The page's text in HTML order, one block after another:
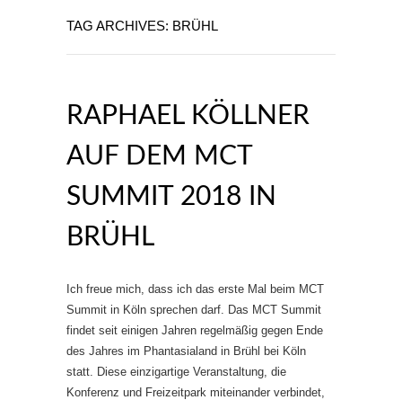
TAG ARCHIVES: BRÜHL
RAPHAEL KÖLLNER
AUF DEM MCT
SUMMIT 2018 IN
BRÜHL
Ich freue mich, dass ich das erste Mal beim MCT
Summit in Köln sprechen darf. Das MCT Summit
findet seit einigen Jahren regelmäßig gegen Ende
des Jahres im Phantasialand in Brühl bei Köln
statt. Diese einzigartige Veranstaltung, die
Konferenz und Freizeitpark miteinander verbindet,